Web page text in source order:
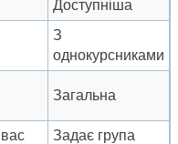
Доступніша
З
однокурсниками
Загальна
Задає група